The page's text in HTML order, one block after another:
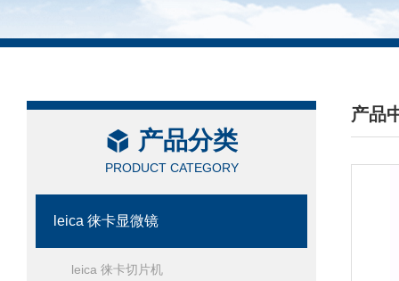
产品分类
PRODUCT CATEGORY
leica 徕卡显微镜
leica 徕卡切片机
产品
/